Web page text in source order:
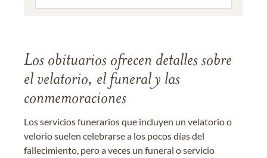
Los obituarios ofrecen detalles sobre
el velatorio, el funeral y las
conmemoraciones
Los servicios funerarios que incluyen un velatorio o
velorio suelen celebrarse a los pocos días del
fallecimiento, pero a veces un funeral o servicio